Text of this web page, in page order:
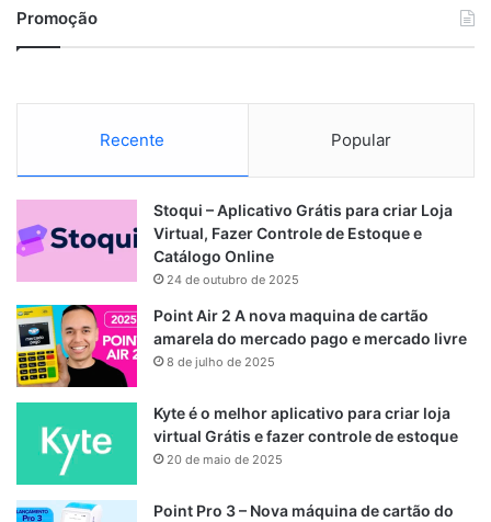
Promoção
Recente Popular
Stoqui – Aplicativo Grátis para criar Loja
Virtual, Fazer Controle de Estoque e
Catálogo Online
24 de outubro de 2025
Point Air 2 A nova maquina de cartão
amarela do mercado pago e mercado livre
8 de julho de 2025
Kyte é o melhor aplicativo para criar loja
virtual Grátis e fazer controle de estoque
20 de maio de 2025
Point Pro 3 – Nova máquina de cartão do